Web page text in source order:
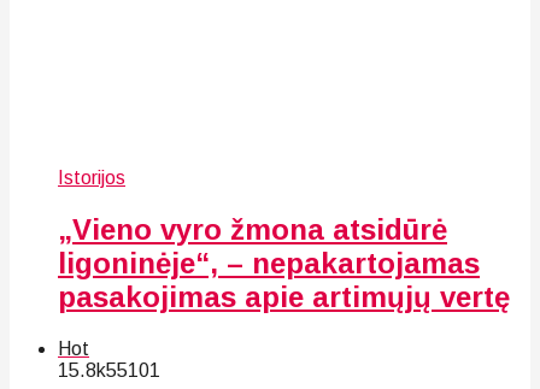
Istorijos
„Vieno vyro žmona atsidūrė
ligoninėje“, – nepakartojamas
pasakojimas apie artimųjų vertę
Hot
15.8k55101